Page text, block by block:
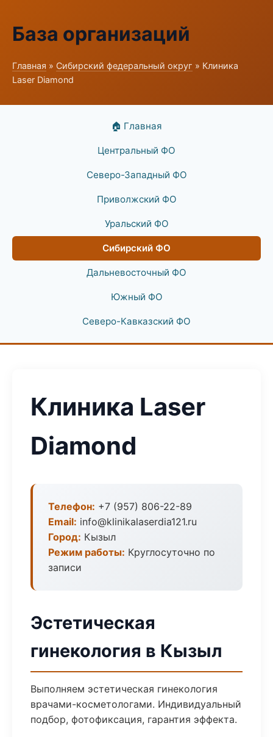
База организаций
Главная » Сибирский федеральный округ » Клиника
Laser Diamond
🏠 Главная
Центральный ФО
Северо-Западный ФО
Приволжский ФО
Уральский ФО
Сибирский ФО
Дальневосточный ФО
Южный ФО
Северо-Кавказский ФО
Клиника Laser
Diamond
Телефон: +7 (957) 806-22-89
Email: info@klinikalaserdia121.ru
Город: Кызыл
Режим работы: Круглосуточно по
записи
Эстетическая
гинекология в Кызыл
Выполняем эстетическая гинекология
врачами-косметологами. Индивидуальный
подбор, фотофиксация, гарантия эффекта.